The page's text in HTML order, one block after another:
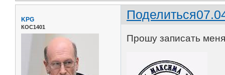
Поделиться
KPG
КОС1401
Прошу записать